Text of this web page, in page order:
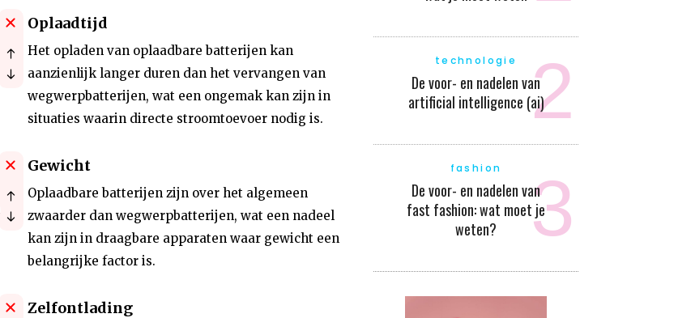
Oplaadtijd
Het opladen van oplaadbare batterijen kan
aanzienlijk langer duren dan het vervangen van
wegwerpbatterijen, wat een ongemak kan zijn in
situaties waarin directe stroomtoevoer nodig is.
Gewicht
Oplaadbare batterijen zijn over het algemeen
zwaarder dan wegwerpbatterijen, wat een nadeel
kan zijn in draagbare apparaten waar gewicht een
belangrijke factor is.
Zelfontlading
technologie
De voor- en nadelen van
artificial intelligence (ai)
fashion
De voor- en nadelen van
fast fashion: wat moet je
weten?